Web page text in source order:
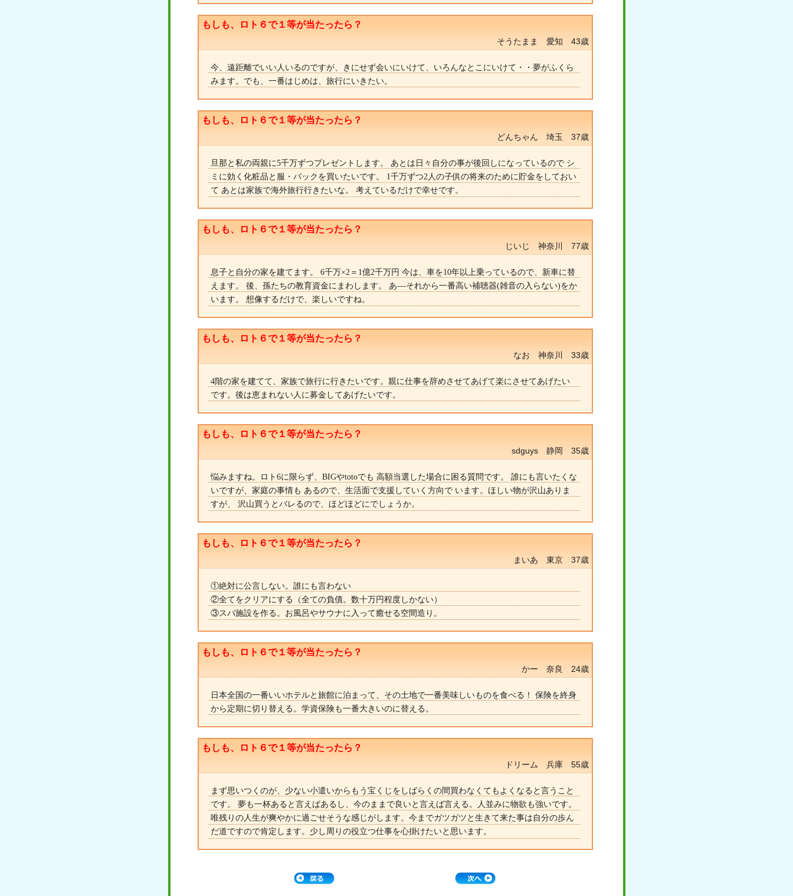
もしも、ロト６で１等が当たったら？
そうたまま 愛知 43歳
今、遠距離でいい人いるのですが、きにせず会いにいけて、いろんなとこにいけて・・夢がふくら
みます。でも、一番はじめは、旅行にいきたい。
もしも、ロト６で１等が当たったら？
どんちゃん 埼玉 37歳
旦那と私の両親に5千万ずつプレゼントします。 あとは日々自分の事が後回しになっているので シ
ミに効く化粧品と服・バックを買いたいです。 1千万ずつ2人の子供の将来のために貯金をしておい
て あとは家族で海外旅行行きたいな。 考えているだけで幸せです。
もしも、ロト６で１等が当たったら？
じいじ 神奈川 77歳
息子と自分の家を建てます。 6千万×2＝1億2千万円 今は、車を10年以上乗っているので、新車に替
えます。 後、孫たちの教育資金にまわします。 あ---それから一番高い補聴器(雑音の入らない)をか
います。 想像するだけで、楽しいですね。
もしも、ロト６で１等が当たったら？
なお 神奈川 33歳
4階の家を建てて、家族で旅行に行きたいです。親に仕事を辞めさせてあげて楽にさせてあげたい
です。後は恵まれない人に募金してあげたいです。
もしも、ロト６で１等が当たったら？
sdguys 静岡 35歳
悩みますね。ロト6に限らず、BIGやtotoでも 高額当選した場合に困る質問です。 誰にも言いたくな
いですが、家庭の事情も あるので、生活面で支援していく方向で います。ほしい物が沢山ありま
すが、 沢山買うとバレるので、ほどほどにでしょうか。
もしも、ロト６で１等が当たったら？
まいあ 東京 37歳
①絶対に公言しない。誰にも言わない
②全てをクリアにする（全ての負債。数十万円程度しかない）
③スパ施設を作る。お風呂やサウナに入って癒せる空間造り。
もしも、ロト６で１等が当たったら？
かー 奈良 24歳
日本全国の一番いいホテルと旅館に泊まって、その土地で一番美味しいものを食べる！ 保険を終身
から定期に切り替える。学資保険も一番大きいのに替える。
もしも、ロト６で１等が当たったら？
ドリーム 兵庫 55歳
まず思いつくのが、少ない小遣いからもう宝くじをしばらくの間買わなくてもよくなると言うこと
です。 夢も一杯あると言えばあるし、今のままで良いと言えば言える。人並みに物欲も強いです。
唯残りの人生が爽やかに過ごせそうな感じがします。今までガツガツと生きて来た事は自分の歩ん
だ道ですので肯定します。少し周りの役立つ仕事を心掛けたいと思います。